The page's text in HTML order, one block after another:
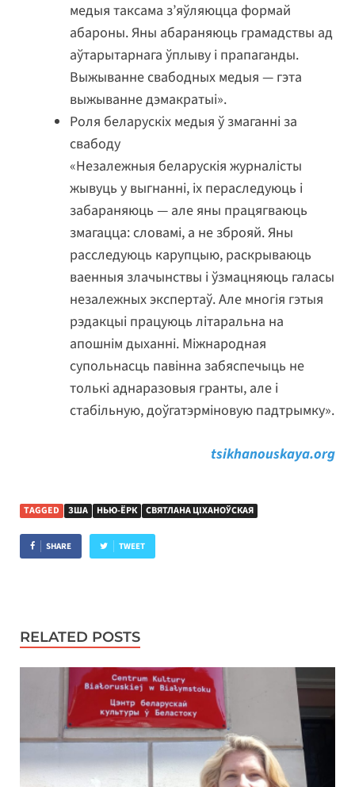
медыя таксама з’яўляюцца формай
абароны. Яны абараняюць грамадствы ад
аўтарытарнага ўплыву і прапаганды.
Выжыванне свабодных медыя — гэта
выжыванне дэмакратыі».
Роля беларускіх медыя ў змаганні за
свабоду
«Незалежныя беларускія журналісты
жывуць у выгнанні, іх пераследуюць і
забараняюць — але яны працягваюць
змагацца: словамі, а не зброяй. Яны
расследуюць карупцыю, раскрываюць
ваенныя злачынствы і ўзмацняюць галасы
незалежных экспертаў. Але многія гэтыя
рэдакцыі працуюць літаральна на
апошнім дыханні. Міжнародная
супольнасць павінна забяспечыць не
толькі аднаразовыя гранты, але і
стабільную, доўгатэрміновую падтрымку».
tsikhanouskaya.org
TAGGED ЗША НЬЮ-ЁРК СВЯТЛАНА ЦІХАНОЎСКАЯ
SHARE TWEET
RELATED POSTS